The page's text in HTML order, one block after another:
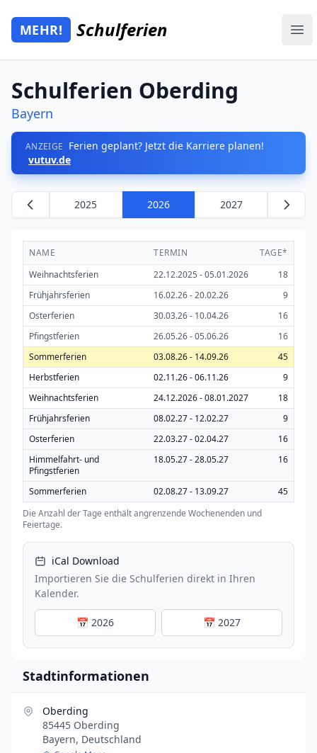
Zum Hauptinhalt springen
Mehr Schulferien
MEHR! Schulferien
Schulferien Oberding
Bayern
ANZEIGE Ferien geplant? Jetzt die Karriere planen!
vutuv.de
2025 2026 2027
NAME TERMIN
TAGE*
Weihnachtsferien
22.12.2025 - 05.01.2026
18
Frühjahrsferien
16.02.26 - 20.02.26
9
Osterferien
30.03.26 - 10.04.26
16
Pfingstferien
26.05.26 - 05.06.26
16
Sommerferien
03.08.26 - 14.09.26
45
Herbstferien
02.11.26 - 06.11.26
9
Weihnachtsferien
24.12.2026 - 08.01.2027
18
Frühjahrsferien
08.02.27 - 12.02.27
9
Osterferien
22.03.27 - 02.04.27
16
Himmelfahrt- und
Pfingstferien
18.05.27 - 28.05.27 16
Sommerferien 02.08.27 - 13.09.27
45
Die Anzahl der Tage enthält angrenzende Wochenenden und
Feiertage.
iCal Download
Importieren Sie die Schulferien direkt in Ihren
Kalender.
📅 2026 📅 2027
Stadtinformationen
Oberding
85445 Oberding
Bayern, Deutschland